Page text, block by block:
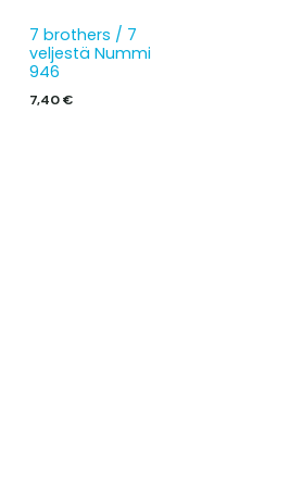
7 brothers / 7
veljestä Nummi
946
7,40€